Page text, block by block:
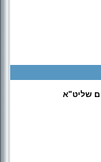
שליט"א